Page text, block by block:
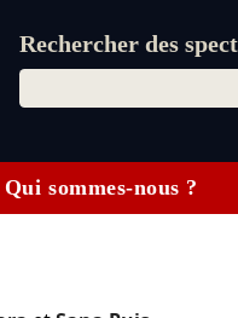
Rechercher des
Qui sommes-nous ?